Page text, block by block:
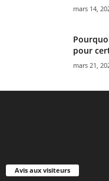
mars 14,
pour
mars 21,
Avis aux visiteurs